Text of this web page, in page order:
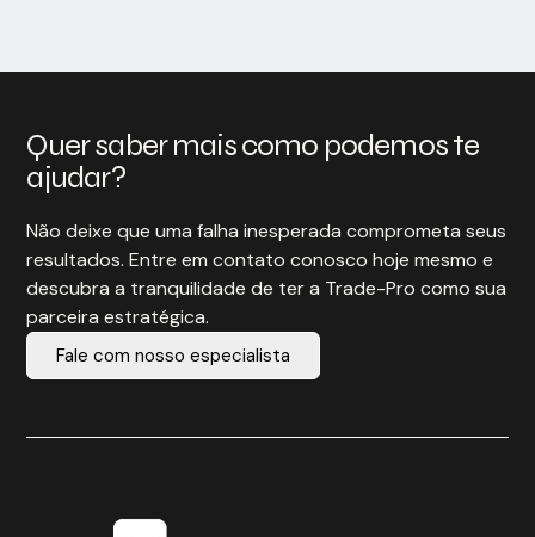
Quer saber mais como podemos te
ajudar?
Não deixe que uma falha inesperada comprometa seus
resultados. Entre em contato conosco hoje mesmo e
descubra a tranquilidade de ter a Trade-Pro como sua
parceira estratégica.
Fale com nosso especialista